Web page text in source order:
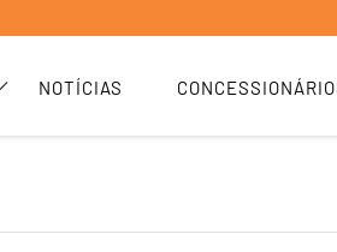
NOTÍCIAS